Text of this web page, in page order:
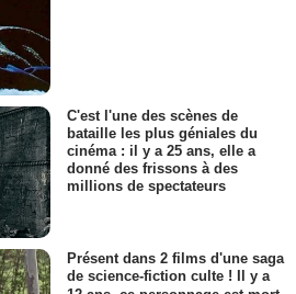
C'est l'une des scènes de
bataille les plus géniales du
cinéma : il y a 25 ans, elle a
donné des frissons à des
millions de spectateurs
Présent dans 2 films d'une saga
de science-fiction culte ! Il y a